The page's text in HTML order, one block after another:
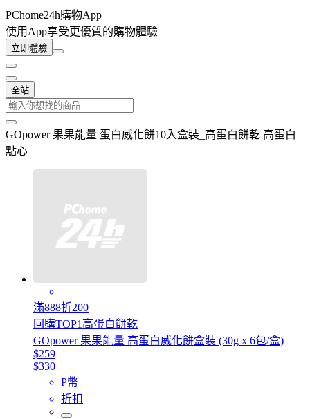
PChome24h購物App
使用App享受更優質的購物體驗
立即體驗
全站
GOpower 果果能量 蛋白威化餅10入盒裝_高蛋白餅乾 高蛋白
點心
滿888折200
回購TOP1高蛋白餅乾
GOpower 果果能量 高蛋白威化餅盒裝 (30g x 6包/盒)
$259
$330
P幣
折扣